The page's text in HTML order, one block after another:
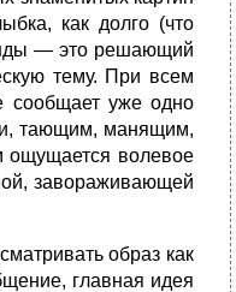
как долго (что
— это решающий
тему. При всем
сообщает уже одно
тающим, манящим,
ощущается волевое
завора­живающей
образ как
главная идея